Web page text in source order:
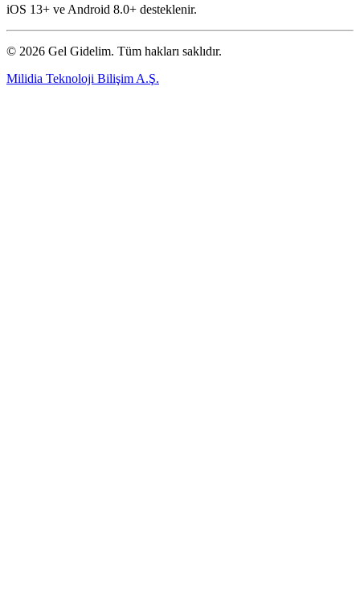
iOS 13+ ve Android 8.0+ desteklenir.
© 2026 Gel Gidelim. Tüm hakları saklıdır.
Milidia Teknoloji Bilişim A.Ş.